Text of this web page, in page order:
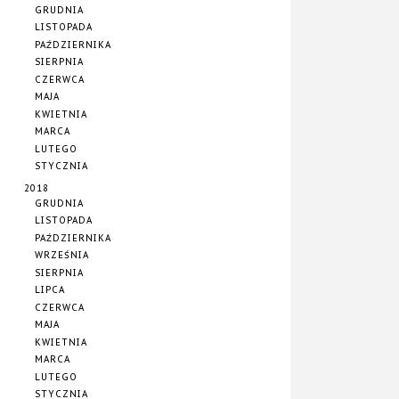
GRUDNIA
LISTOPADA
PAŹDZIERNIKA
SIERPNIA
CZERWCA
MAJA
KWIETNIA
MARCA
LUTEGO
STYCZNIA
2018
GRUDNIA
LISTOPADA
PAŹDZIERNIKA
WRZEŚNIA
SIERPNIA
LIPCA
CZERWCA
MAJA
KWIETNIA
MARCA
LUTEGO
STYCZNIA